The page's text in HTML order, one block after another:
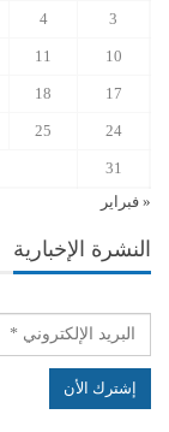
3
4
10
11
17
18
24
25
31
« فبراير
النشرة الإخبارية